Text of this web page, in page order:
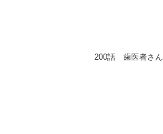
200話 歯医者さん